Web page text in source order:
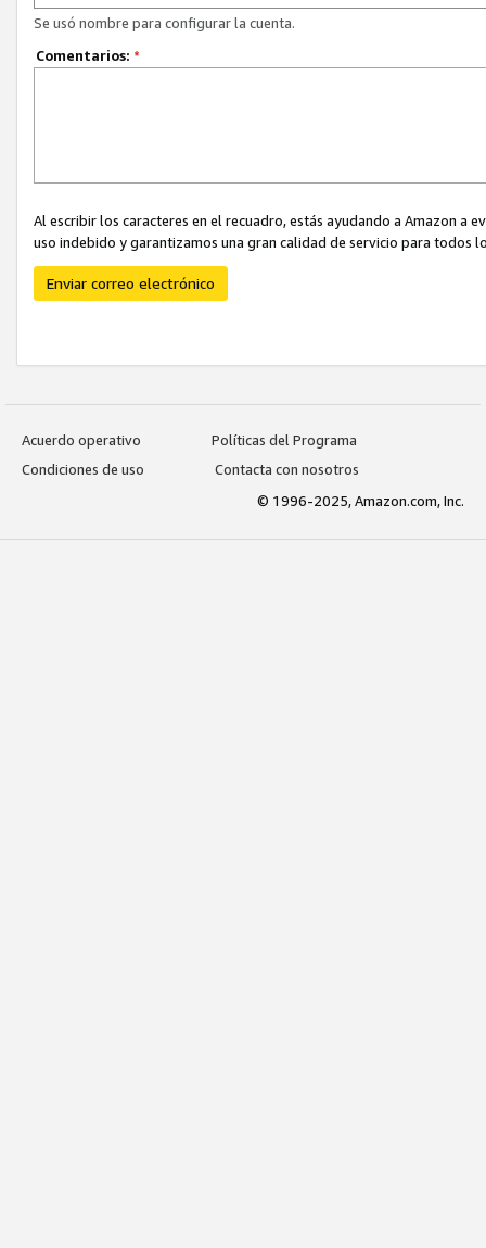
Se usó nombre para configurar la cuenta.
Comentarios: *
Al escribir los caracteres en el recuadro, estás ayudando a Amazon
uso indebido y garantizamos una gran calidad de servicio para todos
Enviar correo electrónico
Acuerdo operativo
Políticas del Programa
Condiciones de uso
Contacta con nosotros
© 1996-2025, Amazon.com, Inc.